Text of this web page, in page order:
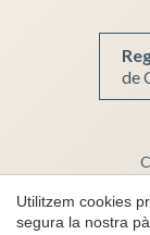
de
Utilitzem cookies
segura la nostra